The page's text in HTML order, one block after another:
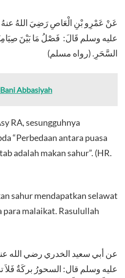
عَنْ عَمْرِو بْنِ الْعَاصِ رَضِيَ اللهُ عنهُ
عليه وسلم قَالَ: فَصْلُ مَا بَيْنَ
السَّحَرِ. (رواه مسلم)
Abbasiyah
RA, sesungguhnya
“Perbedaan antara puasa
adalah makan sahur”. (HR.
sahur mendapatkan selawat
para malaikat. Rasulullah
عن أبي سعيد الخدري رضي الله
عليه وسلم قال: السحورُ بركَةٌ فَلاَ